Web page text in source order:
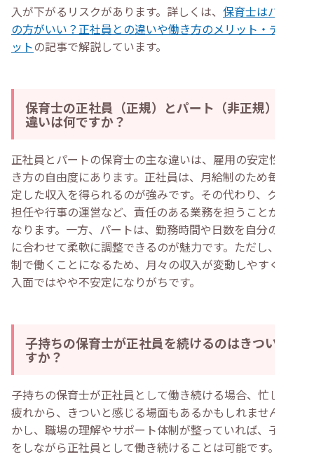
入が下がるリスクがあります。詳しくは、 保育士はパート
の方がいい？正社員との違いや働き方のメリット・デメリ
ットの記事で解説しています。
保育士の正社員（正規）とパート（非正規）の
違いは何ですか？
正社員とパートの保育士の主な違いは、雇用の安定性や働
き方の自由度にあります。正社員は、月給制のため毎月安
定した収入を得られるのが強みです。その代わり、クラス
担任や行事の運営など、責任のある業務を担うことが多く
なります。一方、パートは、勤務時間や日数を自分の生活
に合わせて柔軟に調整できるのが魅力です。ただし、時給
制で働くことになるため、月々の収入が変動しやすく、収
入面ではやや不安定になりがちです。
子持ちの保育士が正社員を続けるのはきついで
すか？
子持ちの保育士が正社員として働き続ける場合、忙しさや
疲れから、きついと感じる場面もあるかもしれません。し
かし、職場の理解やサポート体制が整っていれば、子育て
をしながら正社員として働き続けることは可能です。シフ